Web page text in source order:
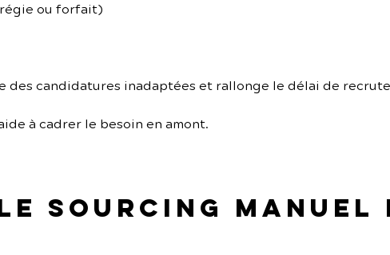
ou forfait)
des candidatures inadaptées et rallonge le délai de
à cadrer le besoin en amont.
sourcing manuel